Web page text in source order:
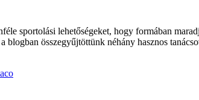
sportolási lehetőségeket, hogy formában
blogban összegyűjtöttünk néhány hasznos